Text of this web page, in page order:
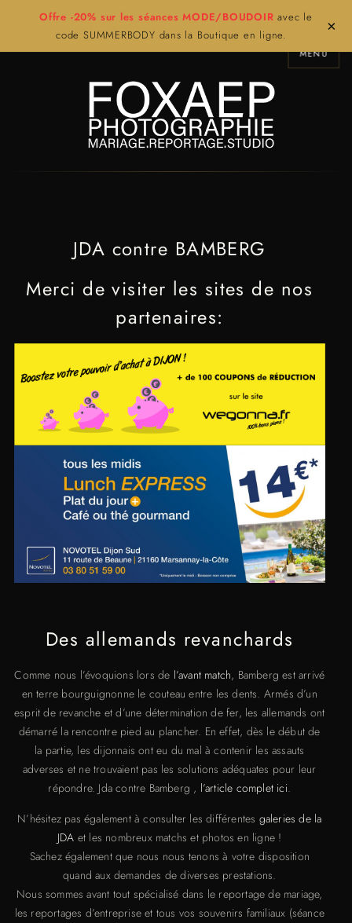
Offre -20% sur les séances MODE/BOUDOIR avec le
code SUMMERBODY dans la Boutique en ligne.
×
MENU
JDA contre BAMBERG
Merci de visiter les sites de nos
partenaires:
Des allemands revanchards
Comme nous l’évoquions lors de l’avant match, Bamberg est arrivé
en terre bourguignonne le couteau entre les dents. Armés d’un
esprit de revanche et d’une détermination de fer, les allemands ont
démarré la rencontre pied au plancher. En effet, dès le début de
la partie, les dijonnais ont eu du mal à contenir les assauts
adverses et ne trouvaient pas les solutions adéquates pour leur
répondre. Jda contre Bamberg , l’article complet ici.
N’hésitez pas également à consulter les différentes galeries de la
JDA et les nombreux matchs et photos en ligne !
Sachez également que nous nous tenons à votre disposition
quand aux demandes de diverses prestations.
Nous sommes avant tout spécialisé dans le reportage de mariage,
les reportages d’entreprise et tous vos souvenirs familiaux (séance